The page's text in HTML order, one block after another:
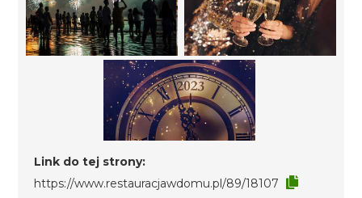
Link do tej strony:
https://www.restauracjawdomu.pl/89/18107